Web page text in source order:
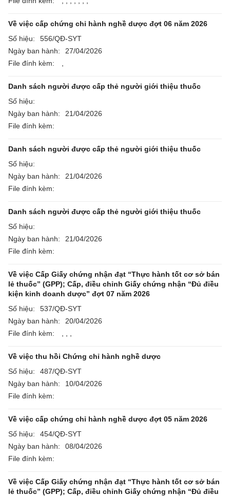
Về việc cấp chứng chỉ hành nghề dược đợt 06 năm 2026
Số hiệu:
556/QĐ-SYT
Ngày ban hành:
27/04/2026
File đính kèm:
Danh sách người được cấp thẻ người giới thiệu thuốc
Số hiệu:
Ngày ban hành:
21/04/2026
File đính kèm:
Danh sách người được cấp thẻ người giới thiệu thuốc
Số hiệu:
Ngày ban hành:
21/04/2026
File đính kèm:
Danh sách người được cấp thẻ người giới thiệu thuốc
Số hiệu:
Ngày ban hành:
21/04/2026
File đính kèm:
Về việc Cấp Giấy chứng nhận đạt “Thực hành tốt cơ sở bán
lẻ thuốc” (GPP); Cấp, điều chỉnh Giấy chứng nhận “Đủ điều
kiện kinh doanh dược” đợt 07 năm 2026
Số hiệu:
537/QĐ-SYT
Ngày ban hành:
20/04/2026
File đính kèm:
Về việc thu hồi Chứng chỉ hành nghề dược
Số hiệu:
487/QĐ-SYT
Ngày ban hành:
10/04/2026
File đính kèm:
Về việc cấp chứng chỉ hành nghề dược đợt 05 năm 2026
Số hiệu:
454/QĐ-SYT
Ngày ban hành:
08/04/2026
File đính kèm:
Về việc Cấp Giấy chứng nhận đạt “Thực hành tốt cơ sở bán
lẻ thuốc” (GPP); Cấp, điều chỉnh Giấy chứng nhận “Đủ điều